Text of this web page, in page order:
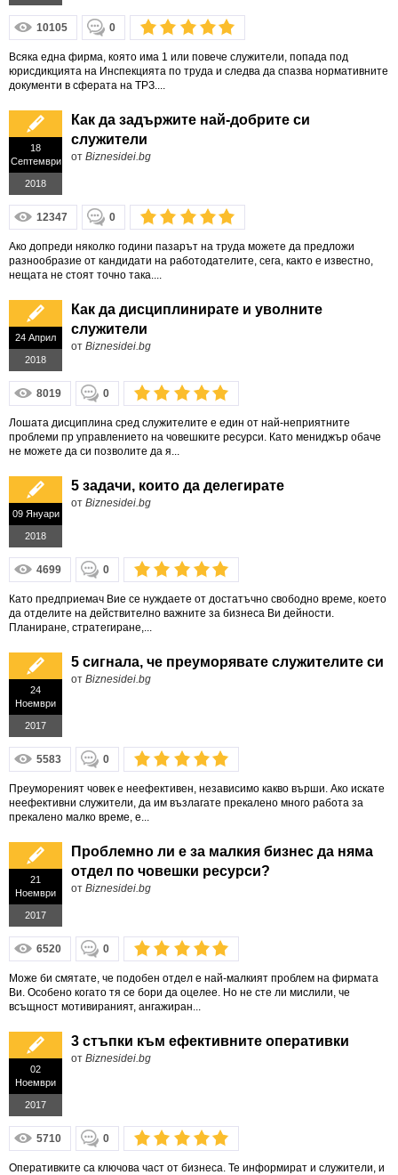
10105 0
Всяка една фирма, която има 1 или повече служители, попада под
юрисдикцията на Инспекцията по труда и следва да спазва нормативните
документи в сферата на ТРЗ....
18
Септември
2018
Как да задържите най-добрите си
служители
от Biznesidei.bg
12347 0
Ако допреди няколко години пазарът на труда можете да предложи
разнообразие от кандидати на работодателите, сега, както е известно,
нещата не стоят точно така....
24 Април
2018
Как да дисциплинирате и уволните
служители
от Biznesidei.bg
8019 0
Лошата дисциплина сред служителите е един от най-неприятните
проблеми пр управлението на човешките ресурси. Като мениджър обаче
не можете да си позволите да я...
09 Януари
2018
5 задачи, които да делегирате
от Biznesidei.bg
4699 0
Като предприемач Вие се нуждаете от достатъчно свободно време, което
да отделите на действително важните за бизнеса Ви дейности.
Планиране, стратегиране,...
24
Ноември
2017
5 сигнала, че преуморявате служителите си
от Biznesidei.bg
5583 0
Преумореният човек е неефективен, независимо какво върши. Ако искате
неефективни служители, да им възлагате прекалено много работа за
прекалено малко време, е...
21
Ноември
2017
Проблемно ли е за малкия бизнес да няма
отдел по човешки ресурси?
от Biznesidei.bg
6520 0
Може би смятате, че подобен отдел е най-малкият проблем на фирмата
Ви. Особено когато тя се бори да оцелее. Но не сте ли мислили, че
всъщност мотивираният, ангажиран...
02
Ноември
2017
3 стъпки към ефективните оперативки
от Biznesidei.bg
5710 0
Оперативките са ключова част от бизнеса. Те информират и служители, и